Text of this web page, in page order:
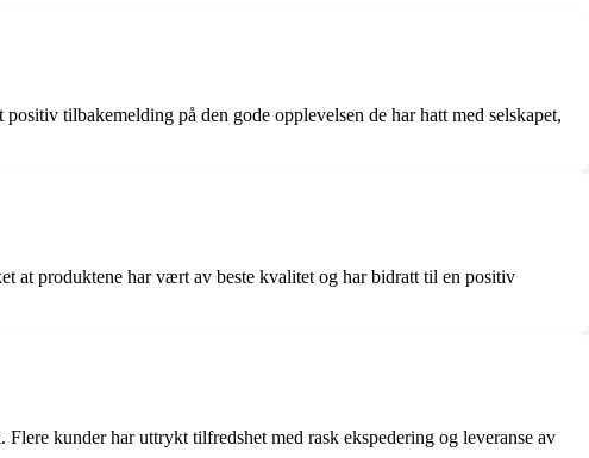
tilbakemelding på den gode opplevelsen de har hatt med selskapet,
at produktene har vært av beste kvalitet og har bidratt til en positiv
kunder har uttrykt tilfredshet med rask ekspedering og leveranse av